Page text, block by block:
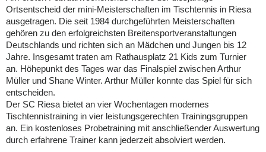
Ortsentscheid der mini-Meisterschaften im Tischtennis in Riesa
ausgetragen. Die seit 1984 durchgeführten Meisterschaften
gehören zu den erfolgreichsten Breitensportveranstaltungen
Deutschlands und richten sich an Mädchen und Jungen bis 12
Jahre. Insgesamt traten am Rathausplatz 21 Kids zum Turnier
an. Höhepunkt des Tages war das Finalspiel zwischen Arthur
Müller und Shane Winter. Arthur Müller konnte das Spiel für sich
entscheiden.
Der SC Riesa bietet an vier Wochentagen modernes
Tischtennistraining in vier leistungsgerechten Trainingsgruppen
an. Ein kostenloses Probetraining mit anschließender Auswertung
durch erfahrene Trainer kann jederzeit absolviert werden.